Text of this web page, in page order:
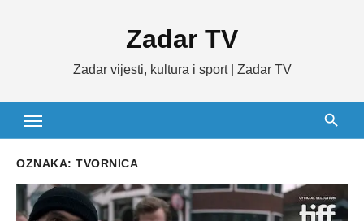
Zadar TV
Zadar vijesti, kultura i sport | Zadar TV
OZNAKA: TVORNICA